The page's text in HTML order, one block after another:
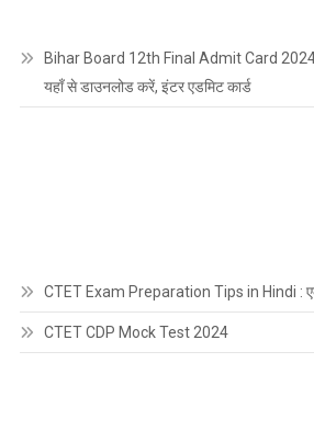
Bihar Board 12th Final Admit Card
यहाँ से डाउनलोड करें, इंटर एडमिट कार्ड
CTET Exam Preparation Tips in Hindi : एक
CTET CDP Mock Test 2024